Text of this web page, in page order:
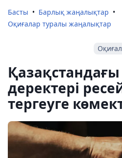
Басты
Барлық жаңалықтар
Оқиғалар туралы жаңалықтар
деректері
тергеуге